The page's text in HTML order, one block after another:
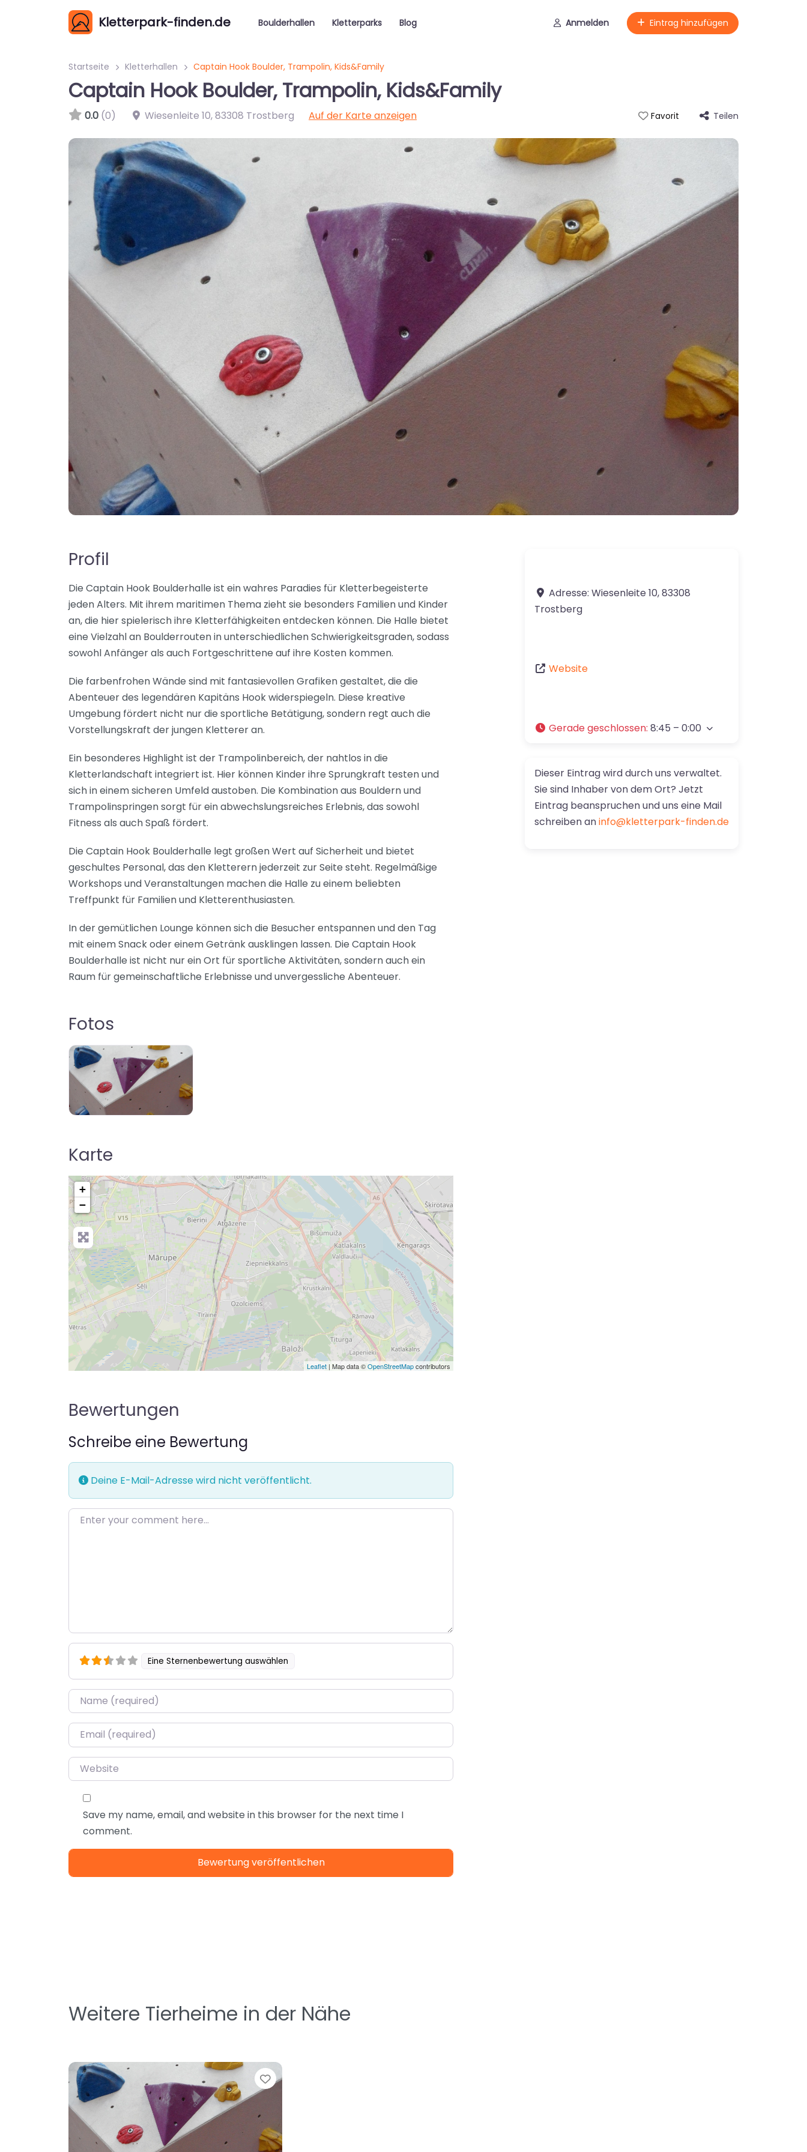
Kletterpark-finden.de Boulderhallen Kletterparks Blog Anmelden Eintrag hinzufügen
Startseite Kletterhallen Captain Hook Boulder, Trampolin, Kids&Family
Captain Hook Boulder, Trampolin, Kids&Family
0.0 (0) Wiesenleite 10,83308 Trostberg Auf der Karte anzeigen Favorit Teilen
Profil
Die Captain Hook Boulderhalle ist ein wahres Paradies für Kletterbegeisterte
jeden Alters. Mit ihrem maritimen Thema zieht sie besonders Familien und Kinder
an, die hier spielerisch ihre Kletterfähigkeiten entdecken können. Die Halle bietet
eine Vielzahl an Boulderrouten in unterschiedlichen Schwierigkeitsgraden, sodass
sowohl Anfänger als auch Fortgeschrittene auf ihre Kosten kommen.
Die farbenfrohen Wände sind mit fantasievollen Grafiken gestaltet, die die
Abenteuer des legendären Kapitäns Hook widerspiegeln. Diese kreative
Umgebung fördert nicht nur die sportliche Betätigung, sondern regt auch die
Vorstellungskraft der jungen Kletterer an.
Ein besonderes Highlight ist der Trampolinbereich, der nahtlos in die
Kletterlandschaft integriert ist. Hier können Kinder ihre Sprungkraft testen und
sich in einem sicheren Umfeld austoben. Die Kombination aus Bouldern und
Trampolinspringen sorgt für ein abwechslungsreiches Erlebnis, das sowohl
Fitness als auch Spaß fördert.
Die Captain Hook Boulderhalle legt großen Wert auf Sicherheit und bietet
geschultes Personal, das den Kletterern jederzeit zur Seite steht. Regelmäßige
Workshops und Veranstaltungen machen die Halle zu einem beliebten
Treffpunkt für Familien und Kletterenthusiasten.
In der gemütlichen Lounge können sich die Besucher entspannen und den Tag
mit einem Snack oder einem Getränk ausklingen lassen. Die Captain Hook
Boulderhalle ist nicht nur ein Ort für sportliche Aktivitäten, sondern auch ein
Raum für gemeinschaftliche Erlebnisse und unvergessliche Abenteuer.
Fotos
boulderhallen-finden
Karte
+
−
Leaflet | Map data ©OpenStreetMapcontributors
Bewertungen
Schreibe eine Bewertung
Deine E-Mail-Adresse wird nicht veröffentlicht.
Enter your comment here…
Eine Sternenbewertung auswählen
Name*
Email*
Website
Save my name, email, and website in this browser for the next time I
comment.
Adresse: Wiesenleite 10,83308
Trostberg
Website
Gerade geschlossen: 8:45 – 0:00
Dieser Eintrag wird durch uns verwaltet.
Sie sind Inhaber von dem Ort? Jetzt
Eintrag beanspruchen und uns eine Mail
schreiben aninfo@kletterpark-finden.de
Weitere Tierheime in der Nähe
Favorit